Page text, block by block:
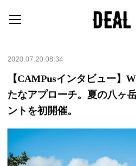
2020.07.20 08:34
【CAMPusインタビュー】
たなアプローチ。夏の八ヶ
ントを初開催。